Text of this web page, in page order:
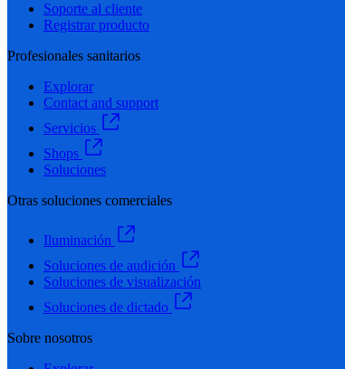
Soporte al cliente
Registrar producto
Profesionales sanitarios
Explorar
Contact and support
Servicios
Shops
Soluciones
Otras soluciones comerciales
Iluminación
Soluciones de audición
Soluciones de visualización
Soluciones de dictado
Sobre nosotros